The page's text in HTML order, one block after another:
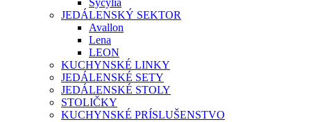
Sycylia
JEDÁLENSKÝ SEKTOR
Avallon
Lena
LEON
KUCHYNSKÉ LINKY
JEDÁLENSKÉ SETY
JEDÁLENSKÉ STOLY
STOLIČKY
KUCHYNSKÉ PRÍSLUŠENSTVO